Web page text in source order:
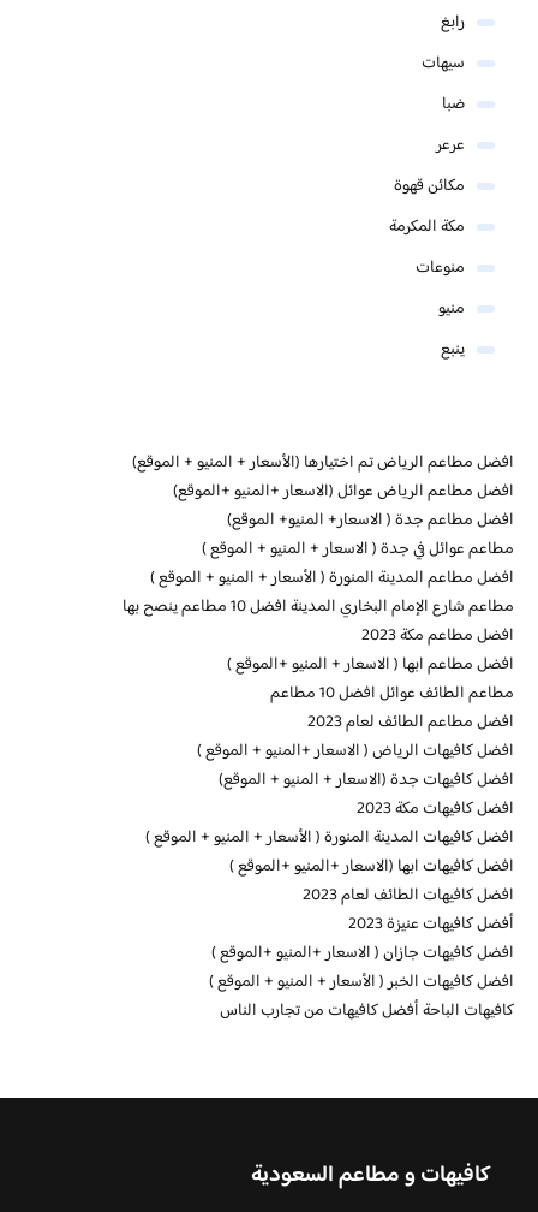
رابغ
سيهات
ضبا
عرعر
مكائن قهوة
مكة المكرمة
منوعات
منيو
ينبع
افضل مطاعم الرياض تم اختيارها (الأسعار + المنيو + الموقع)
افضل مطاعم الرياض عوائل (الاسعار +المنيو +الموقع)
افضل مطاعم جدة ( الاسعار+ المنيو+ الموقع)
مطاعم عوائل في جدة ( الاسعار + المنيو + الموقع )
افضل مطاعم المدينة المنورة ( الأسعار + المنيو + الموقع )
مطاعم شارع الإمام البخاري المدينة افضل 10 مطاعم ينصح بها
افضل مطاعم مكة 2023
افضل مطاعم ابها ( الاسعار + المنيو +الموقع )
مطاعم الطائف عوائل افضل 10 مطاعم
افضل مطاعم الطائف لعام 2023
افضل كافيهات الرياض ( الاسعار +المنيو + الموقع )
افضل كافيهات جدة (الاسعار + المنيو + الموقع)
افضل كافيهات مكة 2023
افضل كافيهات المدينة المنورة ( الأسعار + المنيو + الموقع )
افضل كافيهات ابها (الاسعار +المنيو +الموقع )
افضل كافيهات الطائف لعام 2023
أفضل كافيهات عنيزة 2023
افضل كافيهات جازان ( الاسعار +المنيو +الموقع )
افضل كافيهات الخبر ( الأسعار + المنيو + الموقع )
كافيهات الباحة أفضل كافيهات من تجارب الناس
كافيهات و مطاعم السعودية